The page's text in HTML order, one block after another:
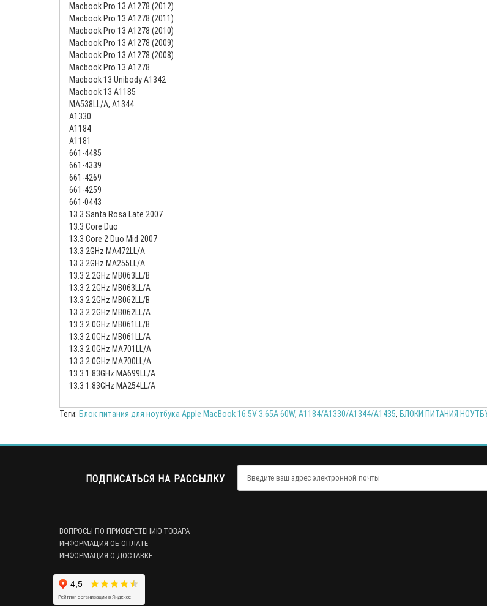
Macbook Pro 13 A1278 (2012)
Macbook Pro 13 A1278 (2011)
Macbook Pro 13 A1278 (2010)
Macbook Pro 13 A1278 (2009)
Macbook Pro 13 A1278 (2008)
Macbook Pro 13 A1278
Macbook 13 Unibody A1342
Macbook 13 A1185
MA538LL/A, A1344
A1330
A1184
A1181
661-4485
661-4339
661-4269
661-4259
661-0443
13.3 Santa Rosa Late 2007
13.3 Core Duo
13.3 Core 2 Duo Mid 2007
13.3 2GHz MA472LL/A
13.3 2GHz MA255LL/A
13.3 2.2GHz MB063LL/B
13.3 2.2GHz MB063LL/A
13.3 2.2GHz MB062LL/B
13.3 2.2GHz MB062LL/A
13.3 2.0GHz MB061LL/B
13.3 2.0GHz MB061LL/A
13.3 2.0GHz MA701LL/A
13.3 2.0GHz MA700LL/A
13.3 1.83GHz MA699LL/A
13.3 1.83GHz MA254LL/A
Теги: Блок питания для ноутбука Apple MacBook 16.5V 3.65A 60W, A1184/A1330/A1344/A1435, БЛОКИ ПИТАНИЯ
ПОДПИСАТЬСЯ НА РАССЫЛКУ
ВОПРОСЫ ПО ПРИОБРЕТЕНИЮ ТОВАРА
ИНФОРМАЦИЯ ОБ ОПЛАТЕ
ИНФОРМАЦИЯ О ДОСТАВКЕ